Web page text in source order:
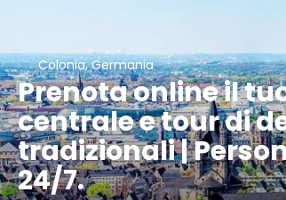
Colonia, Germania
Prenota online il
centrale e tour di
tradizionali |
24/7.